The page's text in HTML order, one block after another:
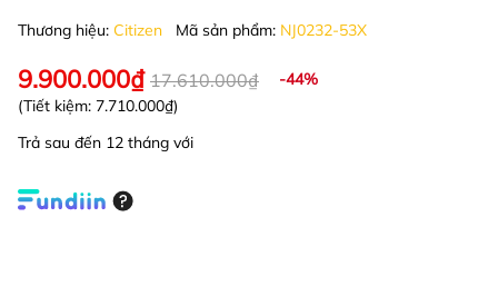
Thương hiệu: Citizen Mã sản phẩm: NJ0232-53X
9.900.000₫ 17.610.000₫
-44%
(Tiết kiệm: 7.710.000₫)
Trả sau đến 12 tháng với